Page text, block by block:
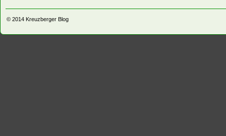
© 2014 Kreuzberger Blog